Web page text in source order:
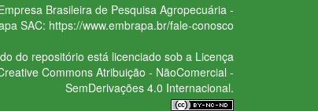
Brasileira de Pesquisa Agropecuária -
SAC: https://www.embrapa.br/fale-conosco
do repositório está licenciado sob a Licença
CommonsAtribuição - NãoComercial -
SemDerivações 4.0 Internacional.